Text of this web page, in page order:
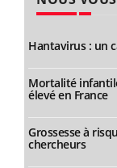
Hantavirus : un
Mortalité
élevé en France
Grossesse à
chercheurs